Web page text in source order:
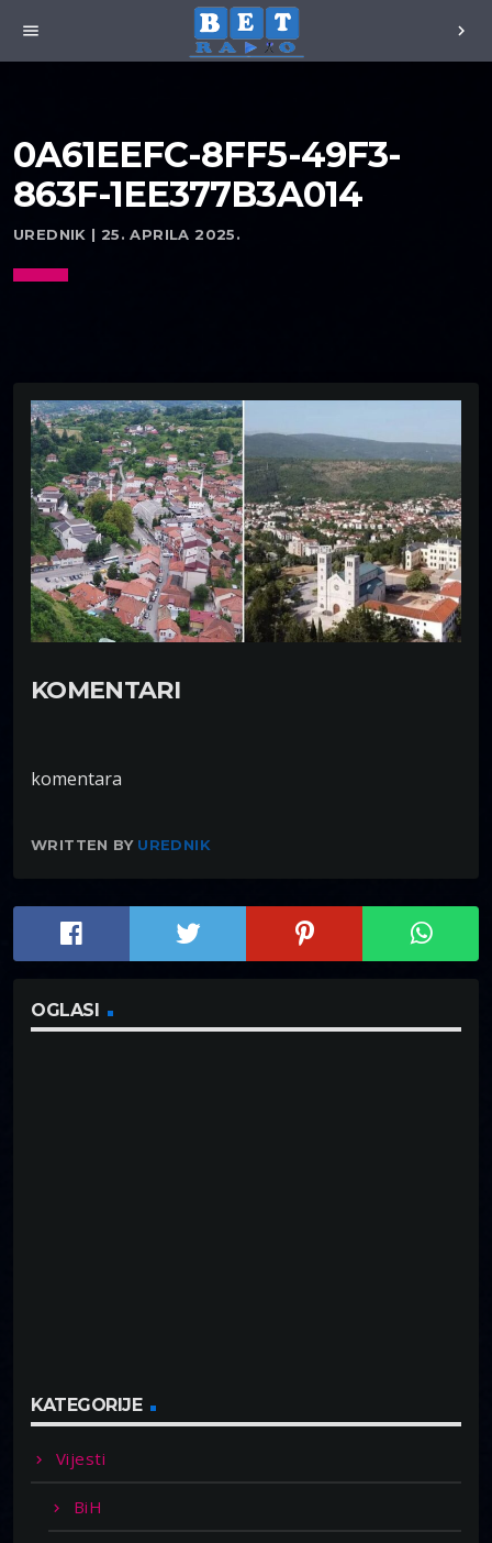
menu chevron_right
0A61EEFC-8FF5-49F3-
863F-1EE377B3A014
UREDNIK | 25. APRILA 2025.
KOMENTARI
komentara
WRITTEN BY UREDNIK
OGLASI
KATEGORIJE
Vijesti
BiH